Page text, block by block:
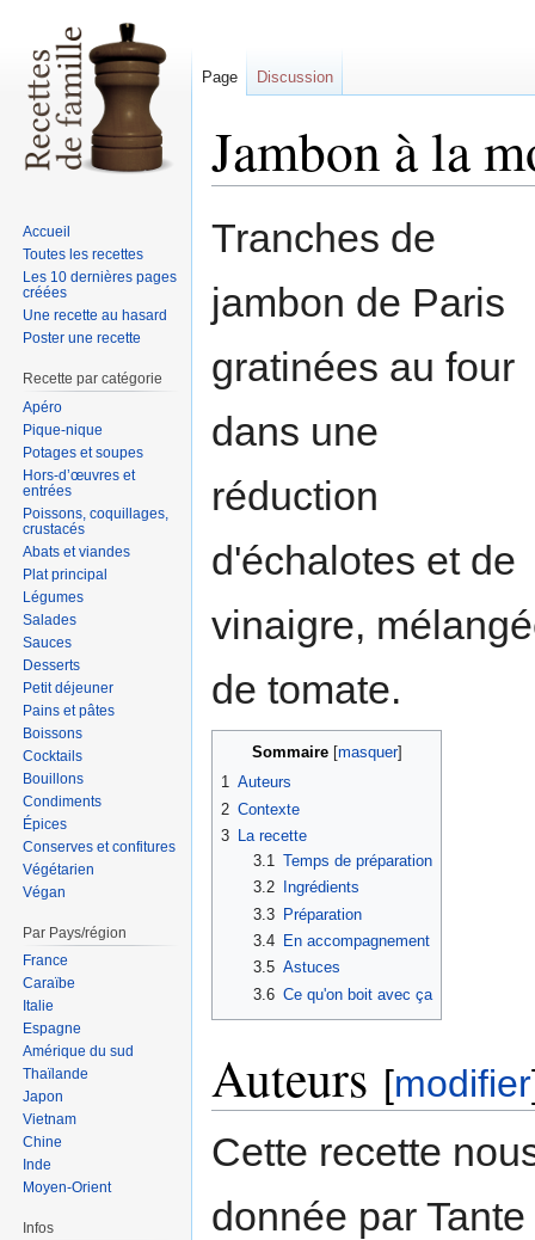
Jambon à la
navigation
recherche
Tranches de
jambon de Paris
gratinées au four
dans une
réduction
d'échalotes et de
vinaigre,
de tomate.
Sommaire
1 Auteurs
2 Contexte
3 La recette
3.1 Temps de préparation
3.2
Ingrédients
3.3
Préparation
3.4
En accompagnement
3.5 Astuces
3.6 Ce qu'on boit avec ça
Auteurs [modifier
Cette recette
donnée par
Page Discussion
Accueil
Toutes les recettes
Les 10 dernières pages
créées
Une recette au hasard
Poster une recette
Recette par catégorie
Apéro
Pique-nique
Potages et soupes
Hors-d’œuvres et
entrées
Poissons, coquillages,
crustacés
Abats et viandes
Plat principal
Légumes
Salades
Sauces
Desserts
Petit déjeuner
Pains et pâtes
Boissons
Cocktails
Bouillons
Condiments
Épices
Conserves et confitures
Végétarien
Végan
Par Pays/région
France
Caraïbe
Italie
Espagne
Amérique du sud
Thaïlande
Japon
Vietnam
Chine
Inde
Moyen-Orient
Infos